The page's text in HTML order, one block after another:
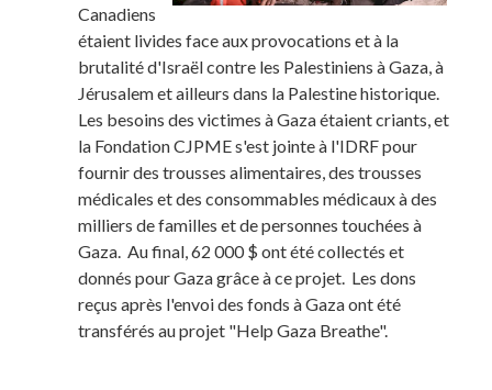
Canadiens
étaient livides face aux provocations et à la
brutalité d'Israël contre les Palestiniens à Gaza, à
Jérusalem et ailleurs dans la Palestine historique.
Les besoins des victimes à Gaza étaient criants, et
la Fondation CJPME s'est jointe à l'IDRF pour
fournir des trousses alimentaires, des trousses
médicales et des consommables médicaux à des
milliers de familles et de personnes touchées à
Gaza. Au final, 62 000 $ ont été collectés et
donnés pour Gaza grâce à ce projet. Les dons
reçus après l'envoi des fonds à Gaza ont été
transférés au projet "Help Gaza Breathe".